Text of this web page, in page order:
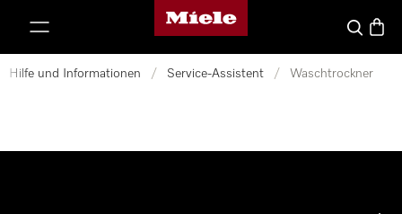
Miele-Homepage
Suche
Hilfe und Informationen / Service-Assistent / Waschtrockner